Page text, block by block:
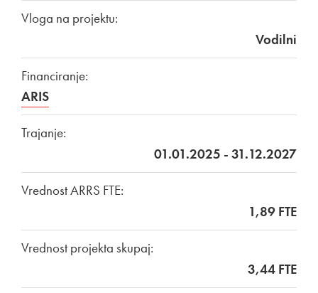
Vloga na projektu:
Vodilni
Financiranje:
ARIS
Trajanje:
01.01.2025 - 31.12.2027
Vrednost ARRS FTE:
1,89 FTE
Vrednost projekta skupaj:
3,44 FTE